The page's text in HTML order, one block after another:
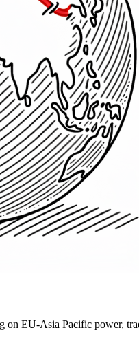
EU-Asia Pacific power,